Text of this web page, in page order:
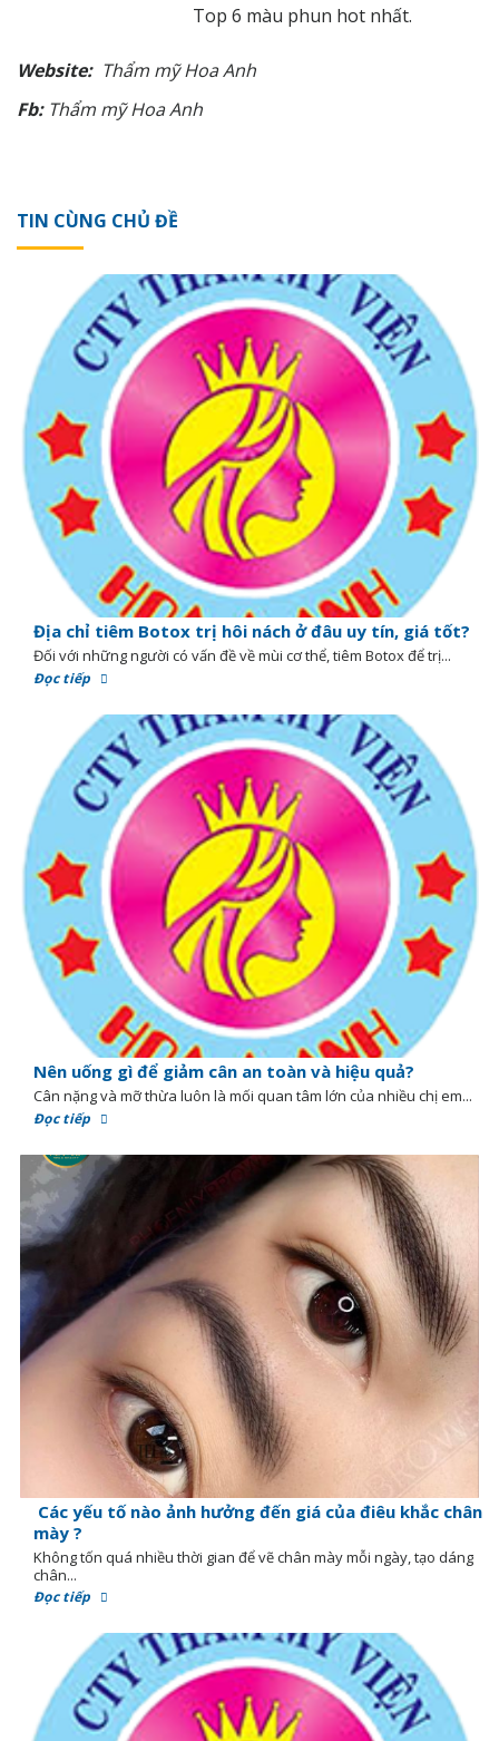
Top 6 màu phun hot nhất.
Website: Thẩm mỹHoa Anh
Fb: Thẩm mỹHoa Anh
TIN CÙNG CHỦ ĐỀ
Địa chỉ tiêm Botox trị hôi nách ở đâu uy tín, giá tốt?
Đối với những người có vấn đề về mùi cơ thể, tiêm Botox để trị...
Đọc tiếp
Nên uống gì để giảm cân an toàn và hiệu quả?
Cân nặng và mỡ thừa luôn là mối quan tâm lớn của nhiều chị em...
Đọc tiếp
Các yếu tố nào ảnh hưởng đến giá của điêu khắc chân
mày ?
Không tốn quá nhiều thời gian để vẽ chân mày mỗi ngày, tạo dáng
chân...
Đọc tiếp